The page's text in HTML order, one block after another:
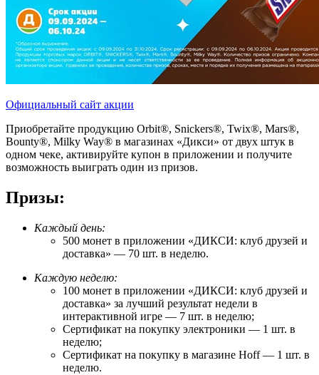
Официальный сайт акции
Приобретайте продукцию Orbit®, Snickers®, Twix®, Mars®,
Bounty®, Milky Way® в магазинах «Дикси» от двух штук в
одном чеке, активируйте купон в приложении и получите
возможность выиграть один из призов.
Призы:
Каждый день:
500 монет в приложении «ДИКСИ: клуб друзей и
доставка» — 70 шт. в неделю.
Каждую неделю:
100 монет в приложении «ДИКСИ: клуб друзей и
доставка» за лучший результат недели в
интерактивной игре — 7 шт. в неделю;
Cертификат на покупку электроники — 1 шт. в
неделю;
Сертификат на покупку в магазине Hoff — 1 шт. в
неделю.